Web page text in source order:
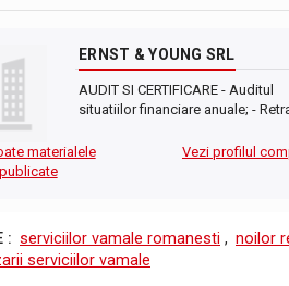
ERNST & YOUNG SRL
AUDIT SI CERTIFICARE - Auditul
situatiilor financiare anuale; -
materialele
publicate
Vezi profilul
: serviciilor vamale romanesti , noilor
serviciilor vamale